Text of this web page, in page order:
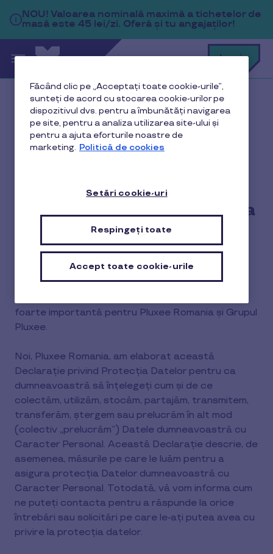
Sari la conținutul principal
Login
Acasă
Declarația Pluxee România privind Protecția Datelor
Declarația Pluxee
România privind Protecția
Datelor
foarte importantă pentru Pluxee Romania și Grupul
Pluxee.
Noi, Pluxee Romania, am elaborat această
Declarație privind Protecția Datelor pentru ca
dumneavoastră să înțelegeți cum și de ce
colectăm, utilizăm, stocăm, partajăm, transmitem,
transferăm, ștergem sau prelucrăm în alt mod
(colectiv „prelucrăm”) Datele dumneavoastră cu
Caracter Personal. Această Declarație descrie, de
asemenea, măsurile pe care le luăm pentru a
asigura protecția Datelor dumneavoastră cu
Caracter Personal. Totodată, vă vom informa cum
ne puteți contacta pentru a răspunde la orice
întrebări sau solicitări pe care le-ați putea avea cu
privire la protecția datelor.
NOU! Valoarea nominală maximă a tichetelor de
masă este 45 lei/zi. Oferă și tu angajaților!
Făcând clic pe „Acceptați toate cookie-urile”,
sunteți de acord cu stocarea cookie-urilor pe
dispozitivul dvs. pentru a îmbunătăți navigarea
pe site, pentru a analiza utilizarea site-ului și
pentru a ajuta eforturile noastre de
marketing. Politică de cookies
Setări cookie-uri
Respingeți toate
Accept toate cookie-urile